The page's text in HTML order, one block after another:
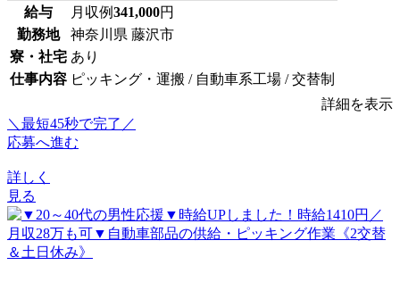
給与 月収例341,000円
勤務地
神奈川県 藤沢市
寮・社宅 あり
仕事内容 ピッキング・運搬 / 自動車系工場 / 交替制
詳細を表示
＼最短45秒で完了／
応募へ進む
詳しく
見る